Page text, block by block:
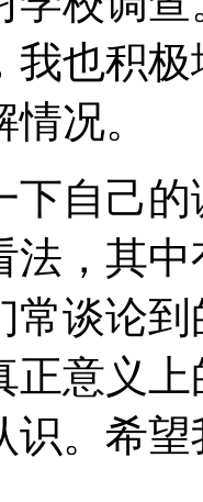
我也积
况。
下自己
法，其
常谈论
正意义
识。希